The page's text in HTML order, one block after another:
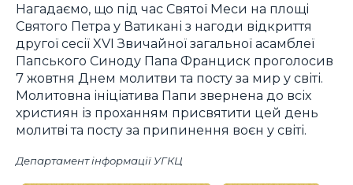
Нагадаємо, що під час Святої Меси на площі
Святого Петра у Ватикані з нагоди відкриття
другої сесії XVI Звичайної загальної асамблеї
Папського Синоду Папа Франциск проголосив
7 жовтня Днем молитви та посту за мир у світі.
Молитовна ініціатива Папи звернена до всіх
християн із проханням присвятити цей день
молитві та посту за припинення воєн у світі.
Департамент інформації УГКЦ